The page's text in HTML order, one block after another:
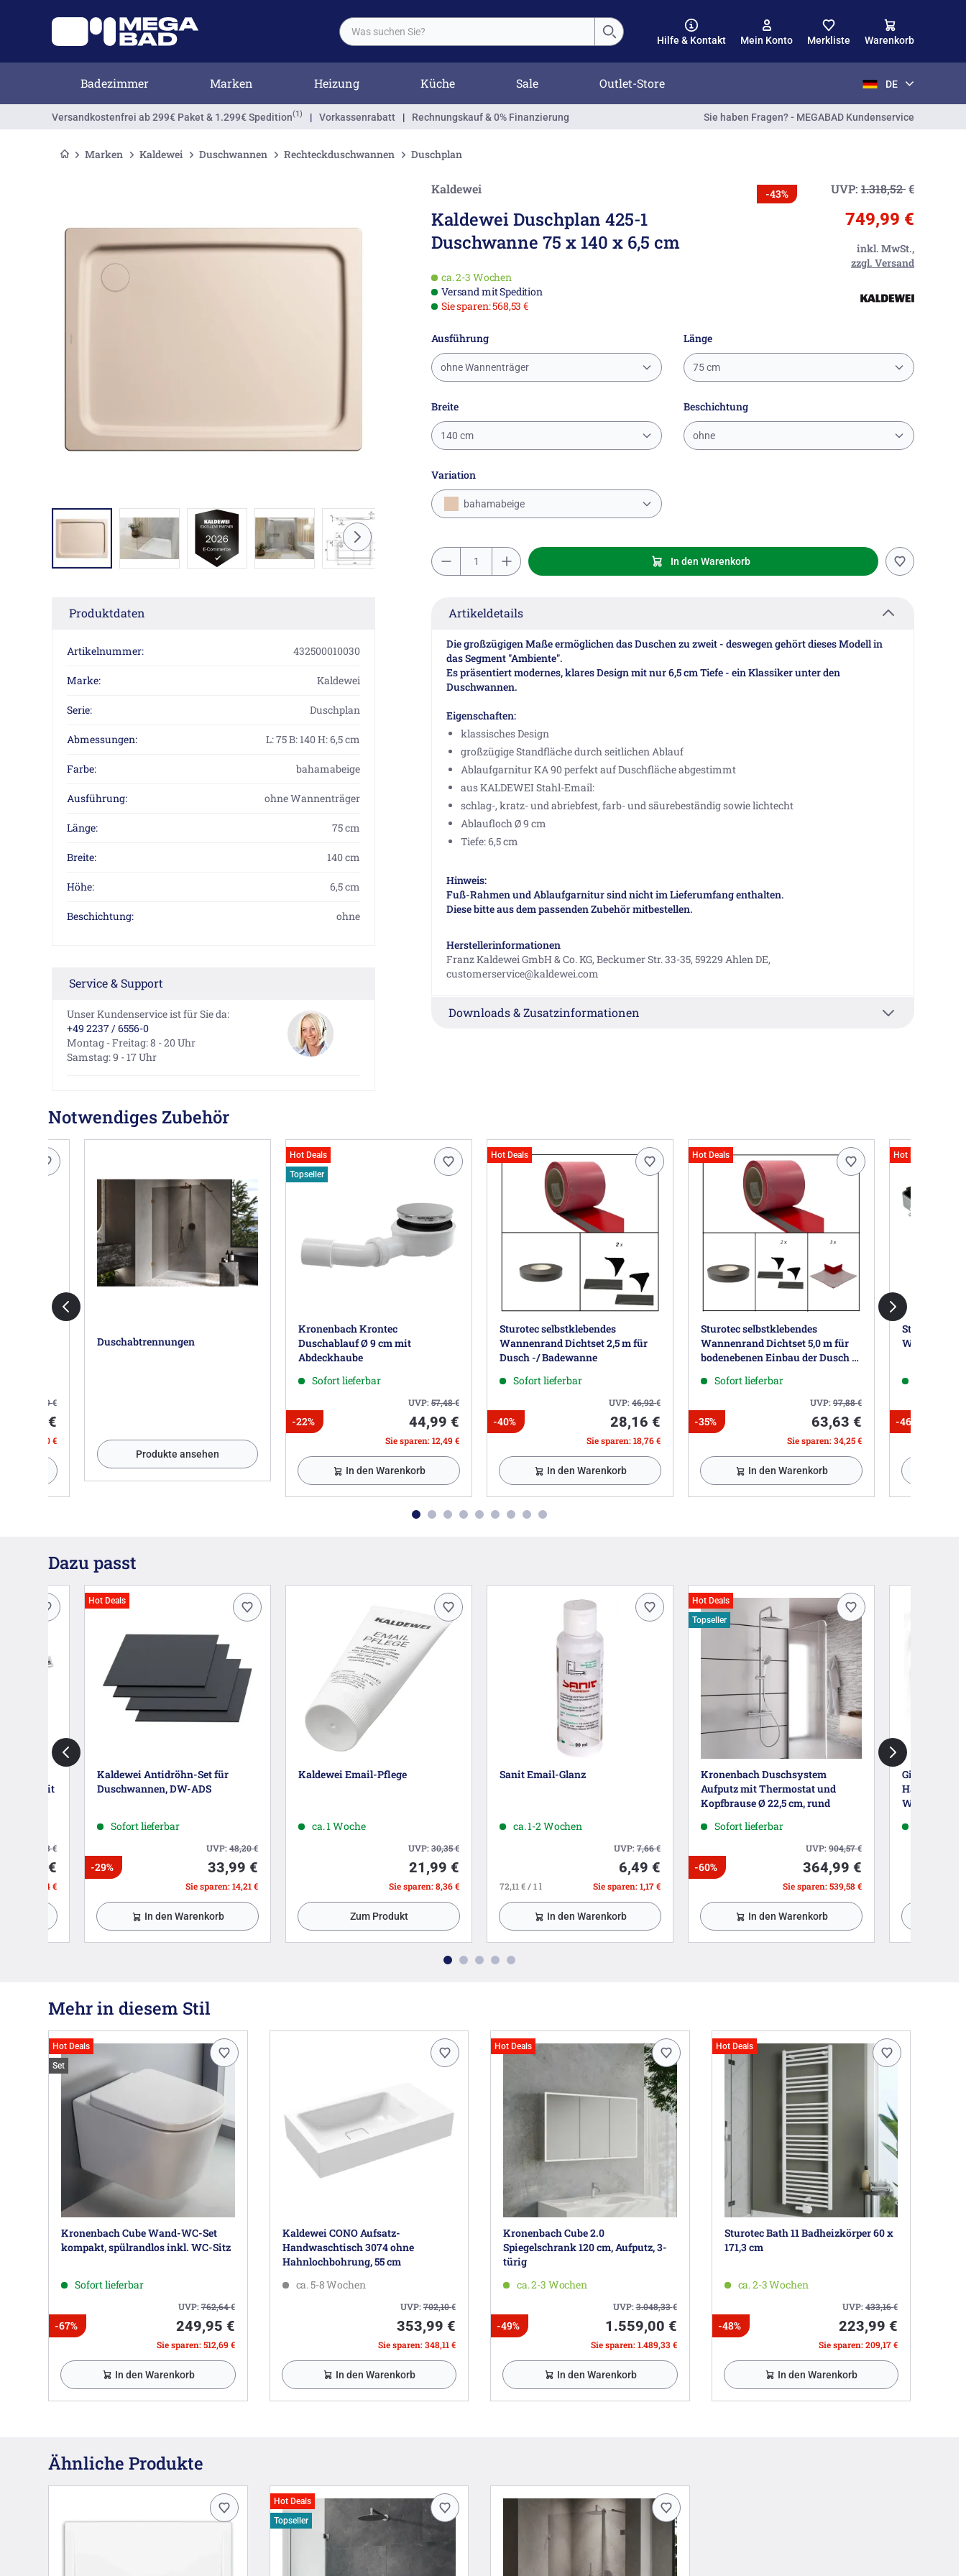
Hilfe & Kontakt Mein Konto Merkliste Warenkorb
Badezimmer Marken Heizung Küche Sale Outlet-Store DE
Versandkostenfrei ab 299€ Paket & 1.299€ Spedition(1) | Vorkassenrabatt | Rechnungskauf & 0% Finanzierung Sie haben Fragen? - MEGABAD Kundenservice
Marken Kaldewei Duschwannen Rechteckduschwannen Duschplan
Produktdaten
Artikelnummer: 432500010030
Marke: Kaldewei
Serie: Duschplan
Abmessungen: L: 75 B: 140 H: 6,5 cm
Farbe: bahamabeige
Ausführung: ohne Wannenträger
Länge: 75 cm
Breite: 140 cm
Höhe: 6,5 cm
Beschichtung: ohne
Service & Support
Unser Kundenservice ist für Sie da:
+49 2237 / 6556-0
Montag - Freitag: 8 - 20 Uhr
Samstag: 9 - 17 Uhr
Kaldewei
Kaldewei Duschplan 425-1
Duschwanne 75 x 140 x 6,5 cm
-43% UVP: 1.318,52€
749,99 €
inkl. MwSt.,
zzgl. Versand
ca. 2-3 Wochen
Versand mit Spedition
Sie sparen: 568,53 €
Ausführung
ohne Wannenträger
Länge
75 cm
Breite
140 cm
Beschichtung
ohne
Variation
bahamabeige
In den Warenkorb
Artikeldetails
Die großzügigen Maße ermöglichen das Duschen zu zweit - deswegen gehört dieses Modell in
das Segment "Ambiente".
Es präsentiert modernes, klares Design mit nur 6,5 cm Tiefe - ein Klassiker unter den
Duschwannen.
Eigenschaften:
klassisches Design
großzügige Standfläche durch seitlichen Ablauf
Ablaufgarnitur KA 90 perfekt auf Duschfläche abgestimmt
aus KALDEWEI Stahl-Email:
schlag-, kratz- und abriebfest, farb- und säurebeständig sowie lichtecht
Ablaufloch Ø 9 cm
Tiefe: 6,5 cm
Hinweis:
Fuß-Rahmen und Ablaufgarnitur sind nicht im Lieferumfang enthalten.
Diese bitte aus dem passenden Zubehör mitbestellen.
Herstellerinformationen
Franz Kaldewei GmbH & Co. KG, Beckumer Str. 33-35, 59229 Ahlen DE,
customerservice@kaldewei.com
Downloads & Zusatzinformationen
Notwendiges Zubehör
72,59€
51,99 €
20,60 €
Duschabtrennungen
Produkte ansehen
Hot Deals
Topseller
Kronenbach Krontec
Duschablauf Ø 9 cm mit
Abdeckhaube
Sofort lieferbar
UVP:57,48€
-22% 44,99 €
Sie sparen: 12,49 €
In den Warenkorb
Hot Deals
Sturotec selbstklebendes
Wannenrand Dichtset 2,5 m für
Dusch -/ Badewanne
Sofort lieferbar
UVP:46,92€
-40% 28,16 €
Sie sparen: 18,76 €
In den Warenkorb
Hot Deals
Sturotec selbstklebendes
Wannenrand Dichtset 5,0 m für
bodenebenen Einbau der Dusch -/
Sofort lieferbar
UVP:97,88€
-35% 63,63 €
Sie sparen: 34,25 €
In den Warenkorb
Hot Deals
Sturotec
-46%
Dazu passt
mit
270,73€
€
120,74 €
Hot Deals
Kaldewei Antidröhn-Set für
Duschwannen, DW-ADS
Sofort lieferbar
UVP:48,20€
-29% 33,99 €
Sie sparen: 14,21 €
In den Warenkorb
Kaldewei Email-Pflege
ca. 1 Woche
UVP:30,35€
21,99 €
Sie sparen: 8,36 €
Zum Produkt
Sanit Email-Glanz
ca. 1-2 Wochen
UVP:7,66€
6,49 €
72,11 € / 1 l Sie sparen: 1,17 €
In den Warenkorb
Hot Deals
Topseller
Kronenbach Duschsystem
Aufputz mit Thermostat und
Kopfbrause Ø 22,5 cm, rund
Sofort lieferbar
UVP:904,57€
-60% 364,99 €
Sie sparen: 539,58 €
In den Warenkorb
Giese
Halter für
Wischer
Mehr in diesem Stil
Hot Deals
Set
Kronenbach Cube Wand-WC-Set
kompakt, spülrandlos inkl. WC-Sitz
Sofort lieferbar
UVP:762,64€
-67% 249,95 €
Sie sparen: 512,69 €
In den Warenkorb
Kaldewei CONO Aufsatz-
Handwaschtisch 3074 ohne
Hahnlochbohrung, 55 cm
ca. 5-8 Wochen
UVP:702,10€
353,99 €
Sie sparen: 348,11 €
In den Warenkorb
Hot Deals
Kronenbach Cube 2.0
Spiegelschrank 120 cm, Aufputz, 3-
türig
ca. 2-3 Wochen
UVP:3.048,33€
-49% 1.559,00 €
Sie sparen: 1.489,33 €
In den Warenkorb
Hot Deals
Sturotec Bath 11 Badheizkörper 60 x
171,3 cm
ca. 2-3 Wochen
UVP:433,16€
-48% 223,99 €
Sie sparen: 209,17 €
In den Warenkorb
Ähnliche Produkte
Hot Deals
Topseller